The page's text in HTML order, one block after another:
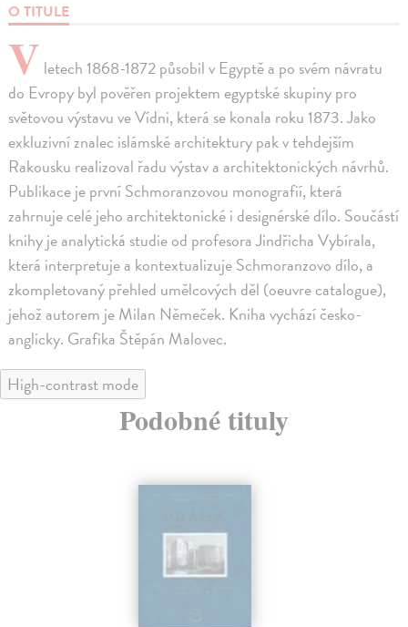
O TITULE
V letech 1868-1872 působil v Egyptě a po svém návratu
do Evropy byl pověřen projektem egyptské skupiny pro
světovou výstavu ve Vídni, která se konala roku 1873. Jako
exkluzivní znalec islámské architektury pak v tehdejším
Rakousku realizoval řadu výstav a architektonických návrhů.
Publikace je první Schmoranzovou monografií, která
zahrnuje celé jeho architektonické i designérské dílo. Součástí
knihy je analytická studie od profesora Jindřicha Vybírala,
která interpretuje a kontextualizuje Schmoranzovo dílo, a
zkompletovaný přehled umělcových děl (oeuvre catalogue),
jehož autorem je Milan Němeček. Kniha vychází česko-
anglicky. Grafika Štěpán Malovec.
High-contrast mode
Podobné tituly